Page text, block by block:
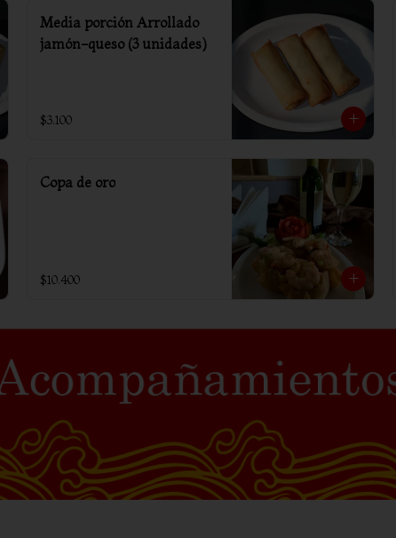
Media porción Arrollado
jamón-queso (3 unidades)
$3.100
Copa de oro
$10.400